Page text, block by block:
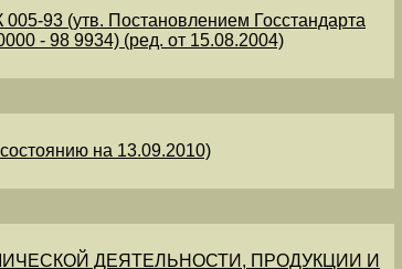
(утв. Постановлением Госстандарта
- 98 9934) (ред. от 15.08.2004)
на 13.09.2010)
ДЕЯТЕЛЬНОСТИ, ПРОДУКЦИИ И